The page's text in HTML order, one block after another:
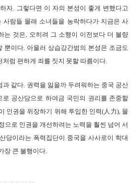
자. 그렇다면 이 자의 본성이 좋게 변했다고
사람들 몰래 소녀들을 농락하다가 지금은 사
는 것은, 오히려 그 소행이 이전보다 더 불량
뿐이다. 아울러 상습강간범의 본성은 조금도
처럼 편하게 죄를 짓지 못할 따름이다.
과 같다. 권력을 잃을까 두려워하는 중국 공산
로 공산당으로 하여금 국민의 권리를 존중할
인권을 위장하기 위해 투입한 인력(人力), 물
으로 인권을 개선하려는 노력을 훨씬 넘어 서
당이라는 폭력집단이 중국을 사사로이 학대
장 큰 불행이다.